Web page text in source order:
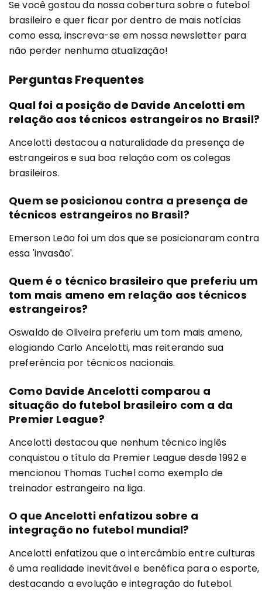
Se você gostou da nossa cobertura sobre o futebol
brasileiro e quer ficar por dentro de mais notícias
como essa, inscreva-se em nossa newsletter para
não perder nenhuma atualização!
Perguntas Frequentes
Qual foi a posição de Davide Ancelotti em
relação aos técnicos estrangeiros no Brasil?
Ancelotti destacou a naturalidade da presença de
estrangeiros e sua boa relação com os colegas
brasileiros.
Quem se posicionou contra a presença de
técnicos estrangeiros no Brasil?
Emerson Leão foi um dos que se posicionaram contra
essa 'invasão'.
Quem é o técnico brasileiro que preferiu um
tom mais ameno em relação aos técnicos
estrangeiros?
Oswaldo de Oliveira preferiu um tom mais ameno,
elogiando Carlo Ancelotti, mas reiterando sua
preferência por técnicos nacionais.
Como Davide Ancelotti comparou a
situação do futebol brasileiro com a da
Premier League?
Ancelotti destacou que nenhum técnico inglês
conquistou o título da Premier League desde 1992 e
mencionou Thomas Tuchel como exemplo de
treinador estrangeiro na liga.
O que Ancelotti enfatizou sobre a
integração no futebol mundial?
Ancelotti enfatizou que o intercâmbio entre culturas
é uma realidade inevitável e benéfica para o esporte,
destacando a evolução e integração do futebol.